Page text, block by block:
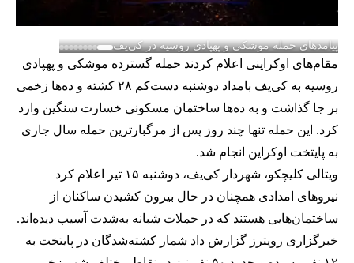
پیامدهای حمله موشکی و پهپادی روسیه در کی‌یف
مقام‌های اوکراینی اعلام کردند حمله گسترده موشکی و پهپادی
روسیه به کی‌یف بامداد دوشنبه دست‌کم ۲۸ کشته و ده‌ها زخمی
بر جا گذاشت و به ده‌ها ساختمان مسکونی خسارت سنگین وارد
کرد. این حمله تنها چند روز پس از مرگبارترین حمله سال جاری
به پایتخت اوکراین انجام شد.
ویتالی کلیچکو، شهردار کی‌یف، دوشنبه ۱۵ تیر اعلام کرد
نیروهای امدادی همچنان در حال بیرون کشیدن ساکنان از
ساختمان‌هایی هستند که در حملات شبانه به‌شدت آسیب دیده‌اند.
خبرگزاری رویترز گزارش داد شمار کشته‌شدگان در پایتخت به